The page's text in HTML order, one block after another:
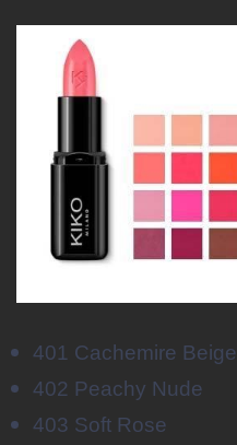
401 Cachemire Beige
402 Peachy Nude
403 Soft Rose